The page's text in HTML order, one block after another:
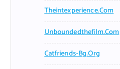
Theintexperience.com
Unboundedthefilm.com
Catfriends-Bg.org